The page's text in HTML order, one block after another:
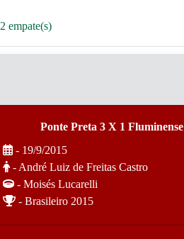
empate(s)
Ponte Preta 3 X 1 Fluminense
- 19/9/2015
- André Luiz de Freitas Castro
- Moisés Lucarelli
- Brasileiro 2015